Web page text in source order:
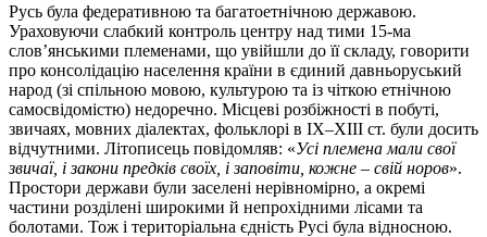
Русь була федеративною та багатоетнічною державою.
Ураховуючи слабкий контроль центру над тими 15-ма
слов’янськими племенами, що увійшли до її складу, говорити
про консолідацію населення країни в єдиний давньоруський
народ (зі спільною мовою, культурою та із чіткою етнічною
самосвідомістю) недоречно. Місцеві розбіжності в побуті,
звичаях, мовних діалектах, фольклорі в ІX–XІІІ ст. були досить
відчутними. Літописець повідомляв: «Усі племена мали свої
звичаї, і закони предків своїх, і заповіти, кожне – свій норов».
Простори держави були заселені нерівномірно, а окремі
частини розділені широкими й непрохідними лісами та
болотами. Тож і територіальна єдність Русі була відносною.